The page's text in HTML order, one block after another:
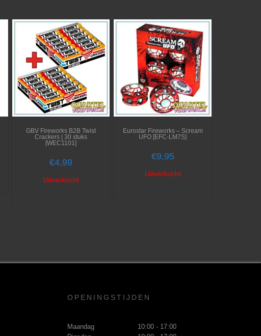
GBV Fireworks B2B Twist
Crackers | 30 stuks
[WEC1101]
€4,99
Uitverkocht
Eurostar Fireworks – Scream
UFO [EFC-LM7S]
€9,95
Uitverkocht
OPENINGSTIJDEN
Maandag
10:00 - 17:00